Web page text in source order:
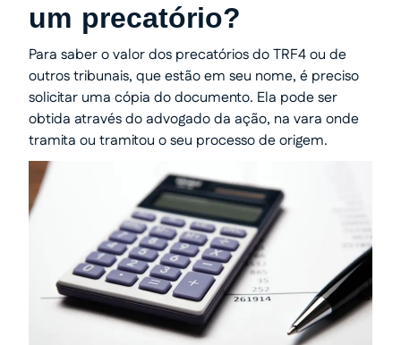
um precatório?
Para saber o valor dos precatórios do TRF4 ou de
outros tribunais, que estão em seu nome, é preciso
solicitar uma cópia do documento. Ela pode ser
obtida através do advogado da ação, na vara onde
tramita ou tramitou o seu processo de origem.